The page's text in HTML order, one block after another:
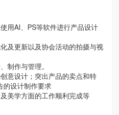
用AI、PS等软件进行产品设计
及更新以及协会活动的拍摄与视
制作与管理。
意设计；突出产品的卖点和特
的设计制作要求
美学方面的工作顺利完成等